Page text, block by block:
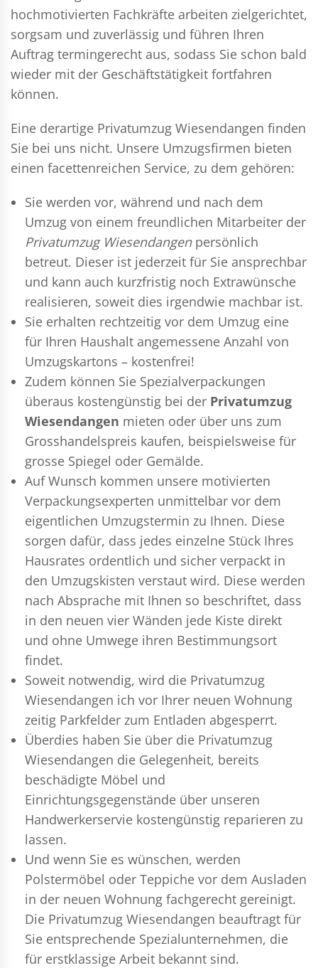
hochmotivierten Fachkräfte arbeiten zielgerichtet,
sorgsam und zuverlässig und führen Ihren
Auftrag termingerecht aus, sodass Sie schon bald
wieder mit der Geschäftstätigkeit fortfahren
können.
Eine derartige Privatumzug Wiesendangen finden
Sie bei uns nicht. Unsere Umzugsfirmen bieten
einen facettenreichen Service, zu dem gehören:
Sie werden vor, während und nach dem
Umzug von einem freundlichen Mitarbeiter der
Privatumzug Wiesendangenpersönlich
betreut. Dieser ist jederzeit für Sie ansprechbar
und kann auch kurzfristig noch Extrawünsche
realisieren, soweit dies irgendwie machbar ist.
Sie erhalten rechtzeitig vor dem Umzug eine
für Ihren Haushalt angemessene Anzahl von
Umzugskartons – kostenfrei!
Zudem können Sie Spezialverpackungen
überaus kostengünstig bei der Privatumzug
Wiesendangen mieten oder über uns zum
Grosshandelspreis kaufen, beispielsweise für
grosse Spiegel oder Gemälde.
Auf Wunsch kommen unsere motivierten
Verpackungsexperten unmittelbar vor dem
eigentlichen Umzugstermin zu Ihnen. Diese
sorgen dafür, dass jedes einzelne Stück Ihres
Hausrates ordentlich und sicher verpackt in
den Umzugskisten verstaut wird. Diese werden
nach Absprache mit Ihnen so beschriftet, dass
in den neuen vier Wänden jede Kiste direkt
und ohne Umwege ihren Bestimmungsort
findet.
Soweit notwendig, wird die Privatumzug
Wiesendangen ich vor Ihrer neuen Wohnung
zeitig Parkfelder zum Entladen abgesperrt.
Überdies haben Sie über die Privatumzug
Wiesendangen die Gelegenheit, bereits
beschädigte Möbel und
Einrichtungsgegenstände über unseren
Handwerkerservie kostengünstig reparieren zu
lassen.
Und wenn Sie es wünschen, werden
Polstermöbel oder Teppiche vor dem Ausladen
in der neuen Wohnung fachgerecht gereinigt.
Die Privatumzug Wiesendangen beauftragt für
Sie entsprechende Spezialunternehmen, die
für erstklassige Arbeit bekannt sind.